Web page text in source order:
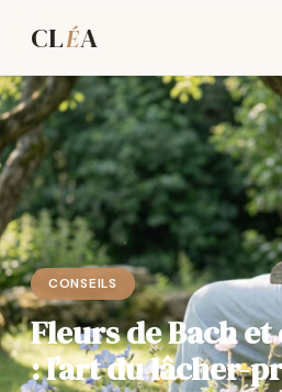
CLÉA
CONSEILS
Fleurs de Bach
: l’art du lâcher-